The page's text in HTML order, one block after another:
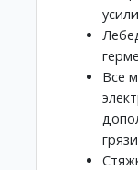
Все